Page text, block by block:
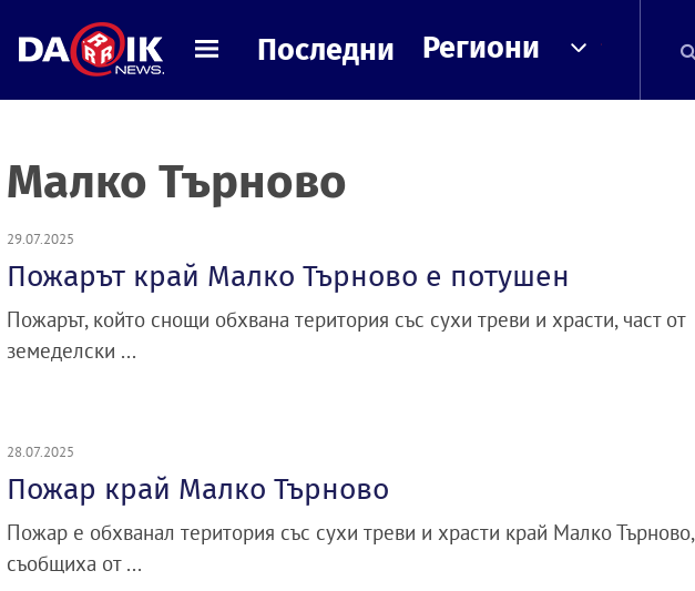
Последни Региони
Малко Търново
29.07.2025
Пожарът край Малко Търново е потушен
Пожарът, който снощи обхвана територия със сухи треви и храсти, част от
земеделски ...
28.07.2025
Пожар край Малко Търново
Пожар е обхванал територия със сухи треви и храсти край Малко Търново,
съобщиха от ...